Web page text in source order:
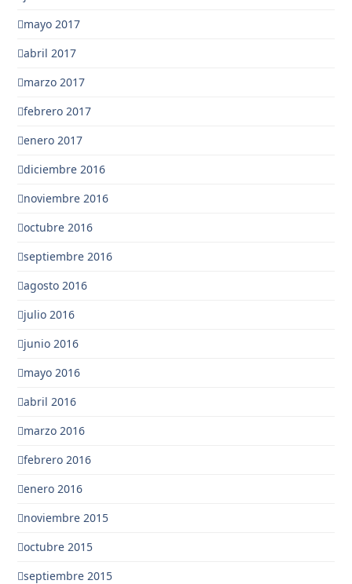
mayo 2017
abril 2017
marzo 2017
febrero 2017
enero 2017
diciembre 2016
noviembre 2016
octubre 2016
septiembre 2016
agosto 2016
julio 2016
junio 2016
mayo 2016
abril 2016
marzo 2016
febrero 2016
enero 2016
noviembre 2015
octubre 2015
septiembre 2015